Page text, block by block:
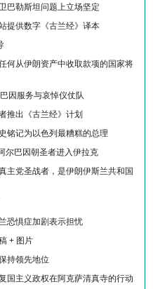
巴勒斯坦问题上立场坚定
提供数字《古兰经》译本
何从伊朗资产中收取款项的国家将
因服务与哀悼仪仗队
推出《古兰经》计划
铭记为以色列最糟糕的总理
尔巴因朝圣者进入伊拉克
主党圣战者，是伊朗伊斯兰共和国
恐惧症加剧表示担忧
+ 图片
持领先地位
国主义政权在阿克萨清真寺的行动